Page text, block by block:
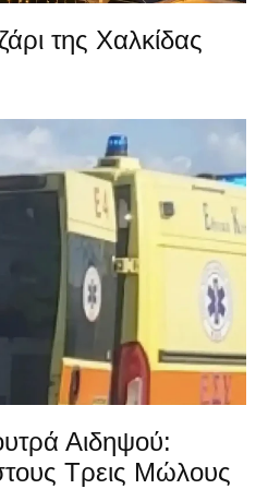
της Χαλκίδας
Αιδηψού:
Τρεις Μώλους